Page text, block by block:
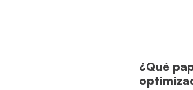
¿Qué